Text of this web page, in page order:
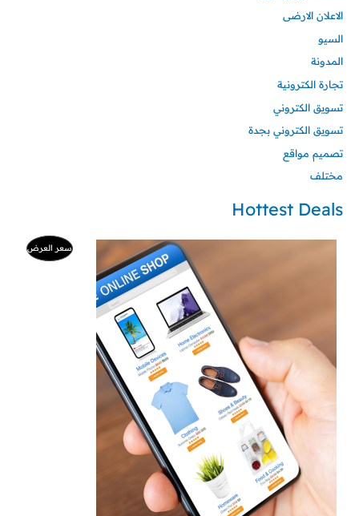
الاعلان الارضى
السيو
المدونة
تجارة الكترونية
تسويق الكتروني
تسويق الكتروني بجدة
تصميم مواقع
مختلف
Hottest Deals
سعر العرضمنتج